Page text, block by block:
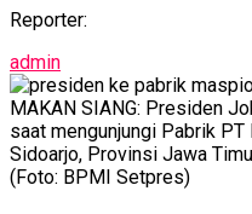
Reporter:
admin
MAKAN SIANG: Presiden
saat mengunjungi Pabrik
Sidoarjo, Provinsi Jawa
(Foto: BPMI Setpres)